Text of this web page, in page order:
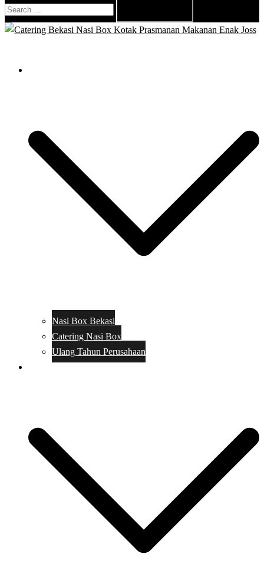
Search
for:
Nasi Box Bekasi
Catering Nasi Box
Ulang Tahun Perusahaan